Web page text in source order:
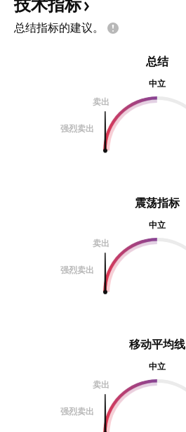
技术指标
总结指标的建议。
震荡指标
中立
卖出
强烈卖出
总结
中立
卖出
强烈卖出
移动平均线
中立
卖出
强烈卖出